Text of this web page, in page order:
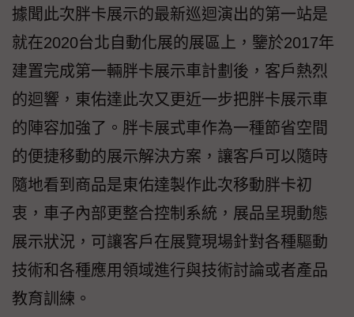
據聞此次胖卡展示的最新巡迴演出的第一站是
就在2020台北自動化展的展區上，鑒於2017年
建置完成第一輛胖卡展示車計劃後，客戶熱烈
的迴響，東佑達此次又更近一步把胖卡展示車
的陣容加強了。胖卡展式車作為一種節省空間
的便捷移動的展示解決方案，讓客戶可以隨時
隨地看到商品是東佑達製作此次移動胖卡初
衷，車子內部更整合控制系統，展品呈現動態
展示狀況，可讓客戶在展覽現場針對各種驅動
技術和各種應用領域進行與技術討論或者產品
教育訓練。